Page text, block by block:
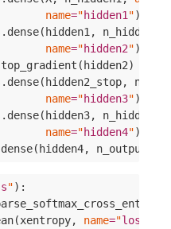
name="hidden1 ")
name="hidden2")
name="hidden3")
name="hidden4")
n_outputs,
"):
name="loss